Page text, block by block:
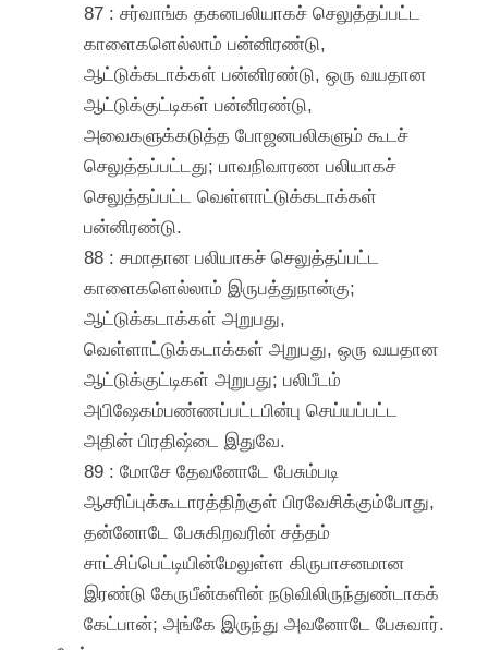
87 : சர்வாங்க தகனபலியாகச் செலுத்தப்பட்ட
காளைகளெல்லாம் பன்னிரண்டு,
ஆட்டுக்கடாக்கள் பன்னிரண்டு, ஒரு வயதான
ஆட்டுக்குட்டிகள் பன்னிரண்டு,
அவைகளுக்கடுத்த போஜனபலிகளும் கூடச்
செலுத்தப்பட்டது; பாவநிவாரண பலியாகச்
செலுத்தப்பட்ட வெள்ளாட்டுக்கடாக்கள்
பன்னிரண்டு.
88 : சமாதான பலியாகச் செலுத்தப்பட்ட
காளைகளெல்லாம் இருபத்துநான்கு;
ஆட்டுக்கடாக்கள் அறுபது,
வெள்ளாட்டுக்கடாக்கள் அறுபது, ஒரு வயதான
ஆட்டுக்குட்டிகள் அறுபது; பலிபீடம்
அபிஷேகம்பண்ணப்பட்டபின்பு செய்யப்பட்ட
அதின் பிரதிஷ்டை இதுவே.
89 : மோசே தேவனோடே பேசும்படி
ஆசரிப்புக்கூடாரத்திற்குள் பிரவேசிக்கும்போது,
தன்னோடே பேசுகிறவரின் சத்தம்
சாட்சிப்பெட்டியின்மேலுள்ள கிருபாசனமான
இரண்டு கேருபீன்களின் நடுவிலிருந்துண்டாகக்
கேட்பான்; அங்கே இருந்து அவனோடே பேசுவார்.